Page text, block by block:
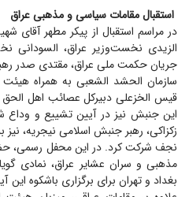
استقبال مقامات سیاسی و مذهبی عراق
در مراسم استقبال از پیکر مطهر آقای
الزیدی نخست‌وزیر عراق، السودانی
جریان حکمت ملی عراق، مقتدی صدر
سازمان الحشد الشعبی به همراه
قیس الخزعلی دبیرکل عصائب اهل الحق
این جنبش نیز در آیین تشییع و وداع
زکزاکی، رهبر جنبش اسلامی نیجریه، نیز
نجف شرکت کرد. در این محفل رسمی،
مذهبی و سران عشایر عراق، نمادی
بغداد و تهران برای برگزاری باشکوه